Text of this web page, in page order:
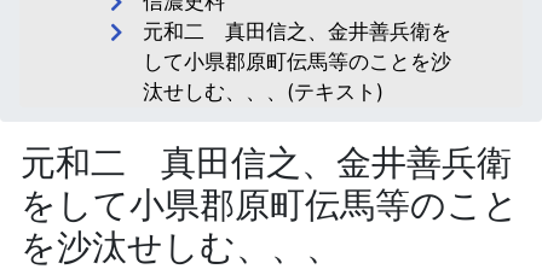
元和二 真田信之、金井善兵衛を
して小県郡原町伝馬等のことを沙
汰せしむ、、、(テキスト)
元和二 真田信之、金井善兵衛
をして小県郡原町伝馬等のこと
を沙汰せしむ、、、